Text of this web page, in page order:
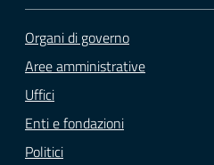
Organi di governo
Aree amministrative
Uffici
Enti e fondazioni
Politici